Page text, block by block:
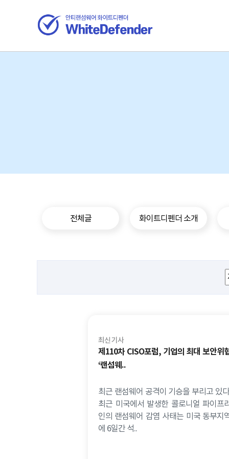
전체글 화이트디펜더 소개
최신 기사
제110차 CISO포럼, 기업의 최대 보안위
‘랜섬웨..
최근 랜섬웨어 공격이 기승을 부리고 있
최근 미국에서 발생한 콜로니얼 파이프
인의 랜섬웨어 감염 사태는 미국 동부지
에 6일간 석..